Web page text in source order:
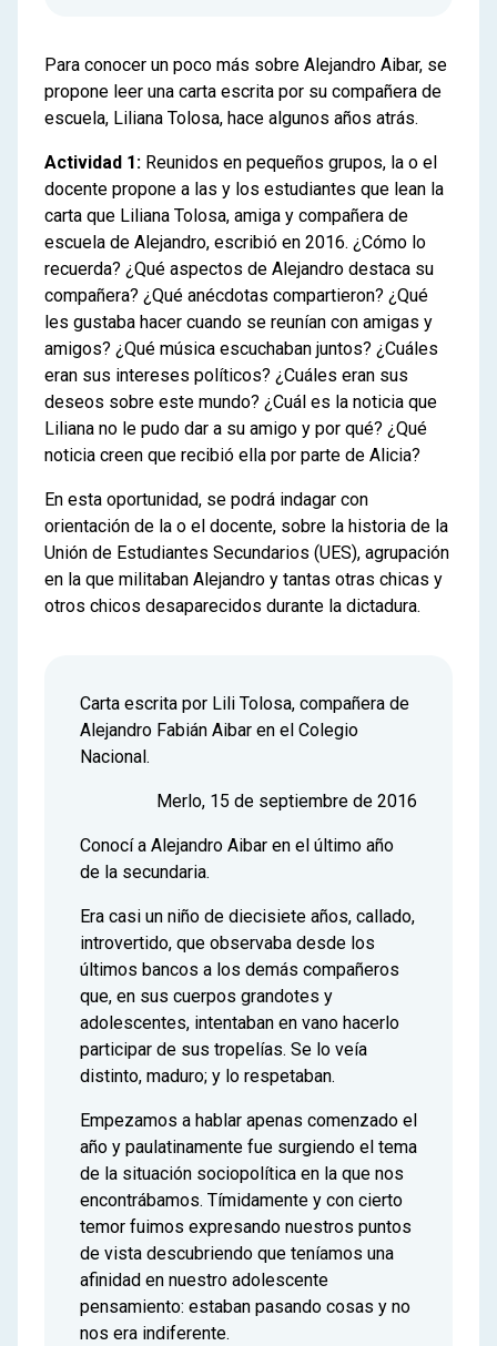
Para conocer un poco más sobre Alejandro Aibar, se
propone leer una carta escrita por su compañera de
escuela, Liliana Tolosa, hace algunos años atrás.
Actividad 1: Reunidos en pequeños grupos, la o el
docente propone a las y los estudiantes que lean la
carta que Liliana Tolosa, amiga y compañera de
escuela de Alejandro, escribió en 2016. ¿Cómo lo
recuerda? ¿Qué aspectos de Alejandro destaca su
compañera? ¿Qué anécdotas compartieron? ¿Qué
les gustaba hacer cuando se reunían con amigas y
amigos? ¿Qué música escuchaban juntos? ¿Cuáles
eran sus intereses políticos? ¿Cuáles eran sus
deseos sobre este mundo? ¿Cuál es la noticia que
Liliana no le pudo dar a su amigo y por qué? ¿Qué
noticia creen que recibió ella por parte de Alicia?
En esta oportunidad, se podrá indagar con
orientación de la o el docente, sobre la historia de la
Unión de Estudiantes Secundarios (UES), agrupación
en la que militaban Alejandro y tantas otras chicas y
otros chicos desaparecidos durante la dictadura.
Carta escrita por Lili Tolosa, compañera de
Alejandro Fabián Aibar en el Colegio
Nacional.
Merlo, 15 de septiembre de 2016
Conocí a Alejandro Aibar en el último año
de la secundaria.
Era casi un niño de diecisiete años, callado,
introvertido, que observaba desde los
últimos bancos a los demás compañeros
que, en sus cuerpos grandotes y
adolescentes, intentaban en vano hacerlo
participar de sus tropelías. Se lo veía
distinto, maduro; y lo respetaban.
Empezamos a hablar apenas comenzado el
año y paulatinamente fue surgiendo el tema
de la situación sociopolítica en la que nos
encontrábamos. Tímidamente y con cierto
temor fuimos expresando nuestros puntos
de vista descubriendo que teníamos una
afinidad en nuestro adolescente
pensamiento: estaban pasando cosas y no
nos era indiferente.